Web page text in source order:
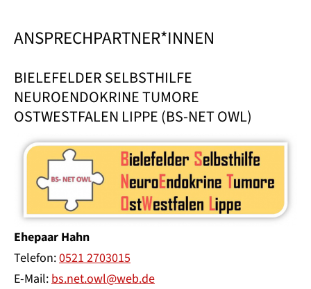
ANSPRECHPARTNER*INNEN
BIELEFELDER SELBSTHILFE
NEUROENDOKRINE TUMORE
OSTWESTFALEN LIPPE (BS-NET OWL)
Ehepaar Hahn
Telefon:0521 2703015
E-Mail:bs.net.owl@web.de